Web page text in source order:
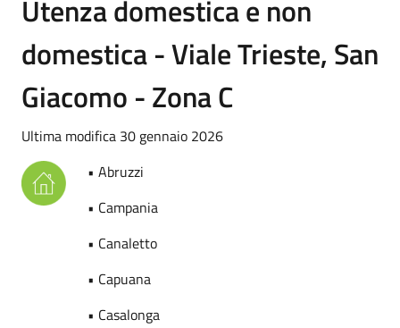
Utenza domestica e non
domestica - Viale Trieste, San
Giacomo - Zona C
Ultima modifica 30 gennaio 2026
• Abruzzi
• Campania
• Canaletto
• Capuana
• Casalonga